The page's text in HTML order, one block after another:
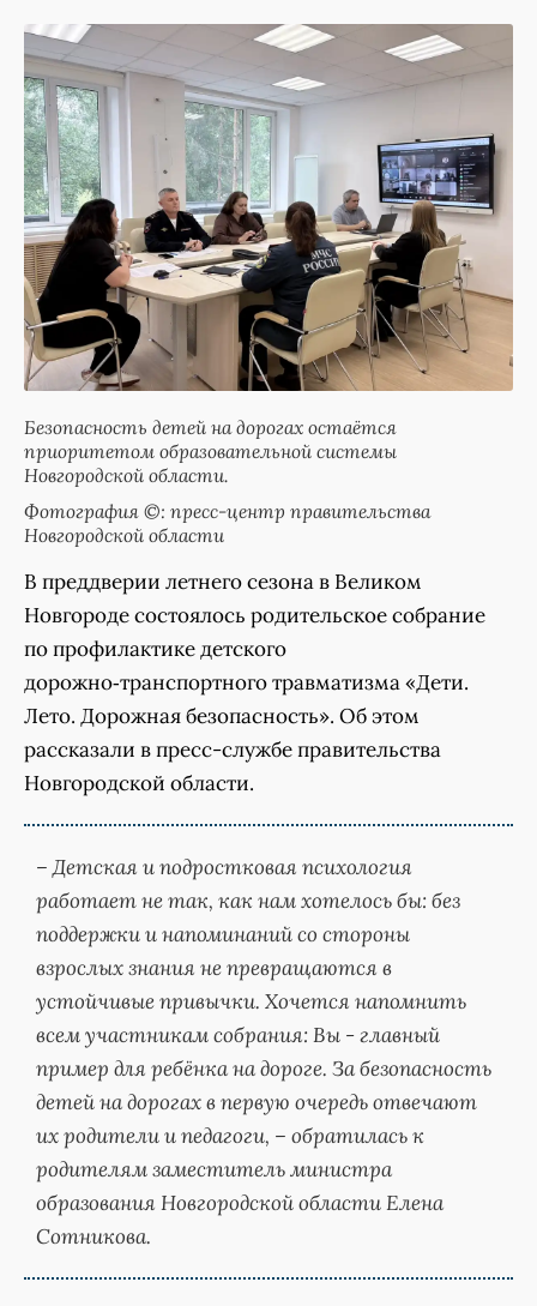
Безопасность детей на дорогах остаётся
приоритетом образовательной системы
Новгородской области.
Фотография ©: пресс-центр правительства
Новгородской области
В преддверии летнего сезона в Великом
Новгороде состоялось родительское собрание
по профилактике детского
дорожно‑транспортного травматизма «Дети.
Лето. Дорожная безопасность». Об этом
рассказали в пресс-службе правительства
Новгородской области.
– Детская и подростковая психология
работает не так, как нам хотелось бы: без
поддержки и напоминаний со стороны
взрослых знания не превращаются в
устойчивые привычки. Хочется напомнить
всем участникам собрания: Вы - главный
пример для ребёнка на дороге. За безопасность
детей на дорогах в первую очередь отвечают
их родители и педагоги, – обратилась к
родителям заместитель министра
образования Новгородской области Елена
Сотникова.